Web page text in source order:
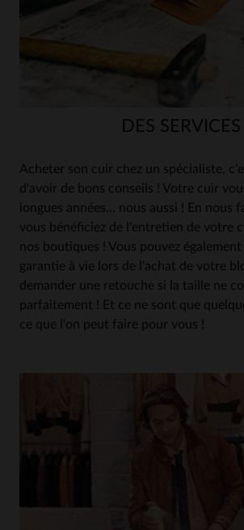
DES SERVICES
Acheter son cuir chez un spécialiste,
d'avoir de bons conseils ! Votre cuir
longues années... nous aussi ! En nous
vous bénéficiez de l'entretien de votre
nos boutiques ! Vous pouvez
garantie à vie lors de l'achat de votre
demander une retouche si la taille ne
parfaitement ! Et ce ne sont que
ce que l'on peut faire pour vous !